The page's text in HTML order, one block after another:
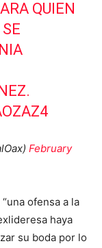
QUIEN
February
ofensa a la
haya
su boda por lo